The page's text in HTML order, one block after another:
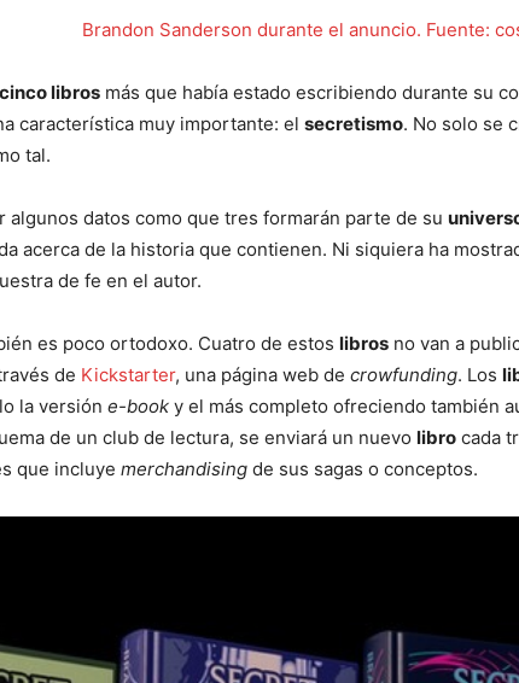
Brandon Sanderson durante el anuncio. Fuente:
cinco libros más que había estado escribiendo durante su
característica muy importante: el secretismo. No solo se
tal.
algunos datos como que tres formarán parte de su
acerca de la historia que contienen. Ni siquiera ha
de fe en el autor.
es poco ortodoxo. Cuatro de estos libros no van a
de Kickstarter, una página web de crowfunding. Los
la versión e-book y el más completo ofreciendo también
de un club de lectura, se enviará un nuevo libro cada
que incluye merchandising de sus sagas o conceptos.